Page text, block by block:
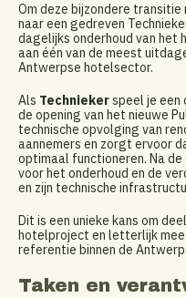
Om deze bijzondere transitie
naar een gedreven
dagelijks onderhoud van het
aan één van de meest
Antwerpse hotelsector.
Als Techniekerspeel je een
de opening van het nieuwe
technische opvolging van
aannemers en zorgt ervoor
optimaal functioneren. Na
voor het onderhoud en de
en zijn technische
Dit is een unieke kans om
hotelproject en letterlijk mee
referentie binnen de
Taken en